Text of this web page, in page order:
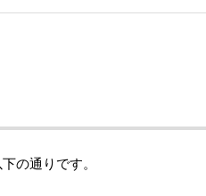
の通りです。